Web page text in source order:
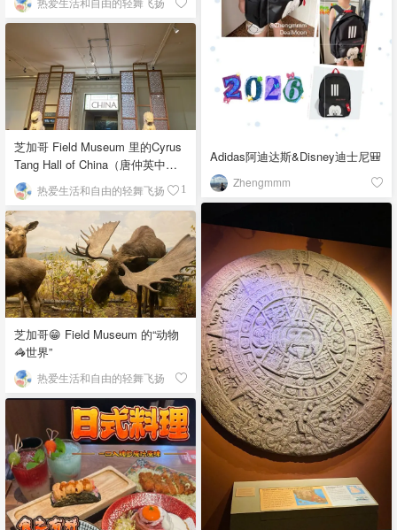
Adidas阿迪达斯&Disney迪士尼🎒
Zhengmmm
芝加哥 Field Museum 里的Cyrus
Tang Hall of China（唐仲英中国
馆） 热爱生活和自由的轻舞飞扬 1
芝加哥😁 Field Museum 的“动物
🦓世界”
热爱生活和自由的轻舞飞扬